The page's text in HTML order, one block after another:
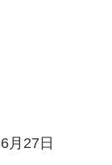
月27日